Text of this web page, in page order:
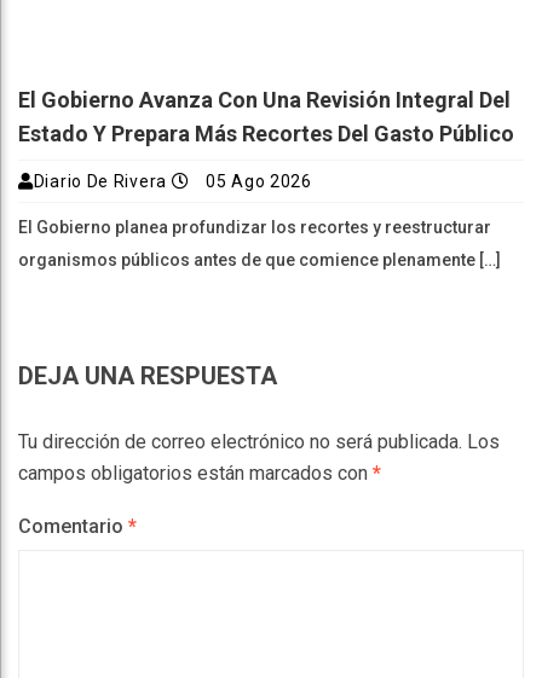
El Gobierno Avanza Con Una Revisión Integral Del
Estado Y Prepara Más Recortes Del Gasto Público
Diario De Rivera 05 Ago 2026
El Gobierno planea profundizar los recortes y reestructurar
organismos públicos antes de que comience plenamente […]
DEJA UNA RESPUESTA
Tu dirección de correo electrónico no será publicada. Los
campos obligatorios están marcados con *
Comentario *